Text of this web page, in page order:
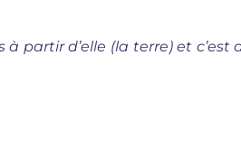
partir d’elle (la terre) et c’est